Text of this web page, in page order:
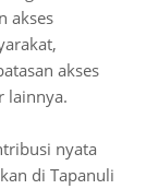
akses
akses
lainnya.
nyata
di Tapanuli